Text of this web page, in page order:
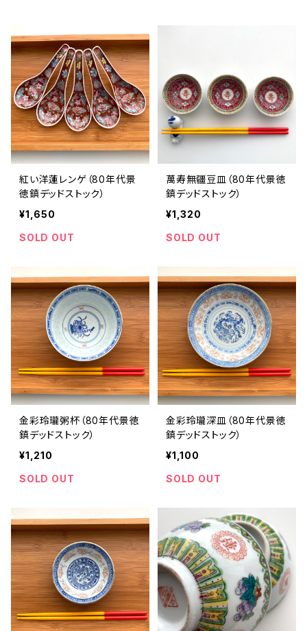
紅い洋蓮レンゲ（80年代景
徳鎮デッドストック）
¥1,650
SOLD OUT
萬寿無疆豆皿（80年代景徳
鎮デッドストック）
¥1,320
SOLD OUT
金彩玲瓏粥杯（80年代景徳
鎮デッドストック）
¥1,210
SOLD OUT
金彩玲瓏深皿（80年代景徳
鎮デッドストック）
¥1,100
SOLD OUT